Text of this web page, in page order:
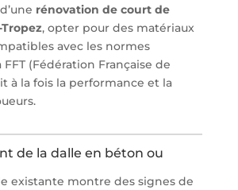
rénovation de court de
, opter pour des matériaux
avec les normes
(Fédération Française de
à la fois la performance et la
de la dalle en béton ou
existante montre des signes de